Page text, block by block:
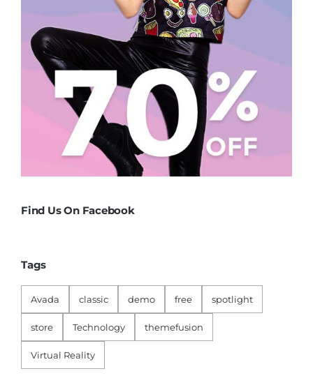
Find Us On Facebook
Tags
Avada classic demo free spotlight
store Technology themefusion
Virtual Reality